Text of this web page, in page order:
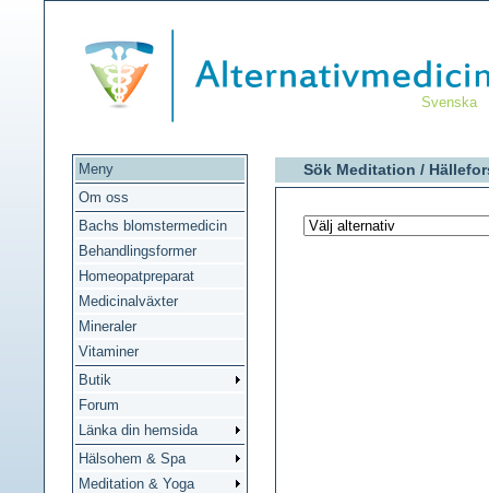
Svenska
Meny
Om oss
Bachs blomstermedicin
Behandlingsformer
Homeopatpreparat
Medicinalväxter
Mineraler
Vitaminer
Butik
Forum
Länka din hemsida
Hälsohem & Spa
Meditation & Yoga
Sök Meditation /